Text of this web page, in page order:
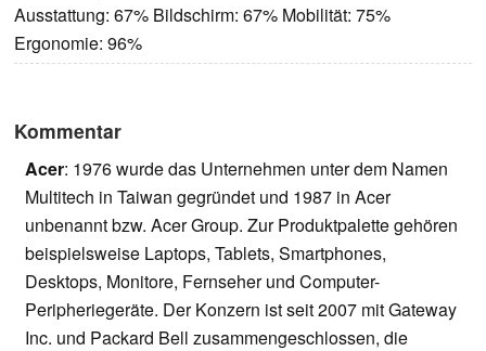
Ausstattung: 67% Bildschirm: 67% Mobilität: 75%
Ergonomie: 96%
Kommentar
Acer: 1976 wurde das Unternehmen unter dem Namen
Multitech in Taiwan gegründet und 1987 in Acer
unbenannt bzw. Acer Group. Zur Produktpalette gehören
beispielsweise Laptops, Tablets, Smartphones,
Desktops, Monitore, Fernseher und Computer-
Peripheriegeräte. Der Konzern ist seit 2007 mit Gateway
Inc. und Packard Bell zusammengeschlossen, die